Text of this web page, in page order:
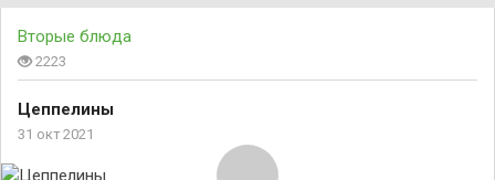
Вторые блюда
2223
Цеппелины
31 окт 2021